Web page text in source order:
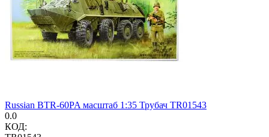
Russian BTR-60PA масштаб 1:35 Трубач TR01543
0.0
КОД: